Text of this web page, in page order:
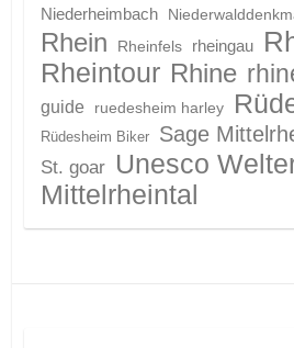
Niederheimbach
Rhein Rheinfels rheingau
Rheintour Rhine
guide
ruedesheim harley
Rüdesheim Biker Sage
St. goar Unesco
Mittelrheintal